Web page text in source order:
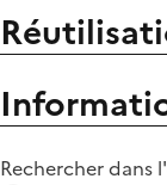
Rechercher dans